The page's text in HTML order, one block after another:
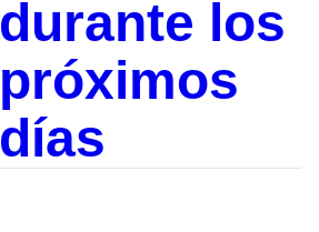
durante los
próximos
días